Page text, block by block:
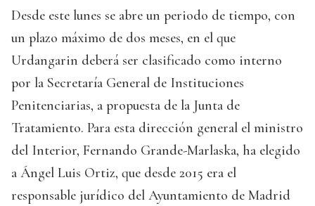
Desde este lunes se abre un periodo de tiempo, con
un plazo máximo de dos meses, en el que
Urdangarin deberá ser clasificado como interno
por la Secretaría General de Instituciones
Penitenciarias, a propuesta de la Junta de
Tratamiento. Para esta dirección general el ministro
del Interior, Fernando Grande-Marlaska, ha elegido
a Ángel Luis Ortiz, que desde 2015 era el
responsable jurídico del Ayuntamiento de Madrid